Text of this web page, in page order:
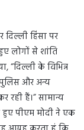
हिंसा पर
लोगों से शांति
“दिल्ली के विभिन्न
पुलिस और अन्य
रही हैं।” सामान्य
पीएम मोदी ने एक